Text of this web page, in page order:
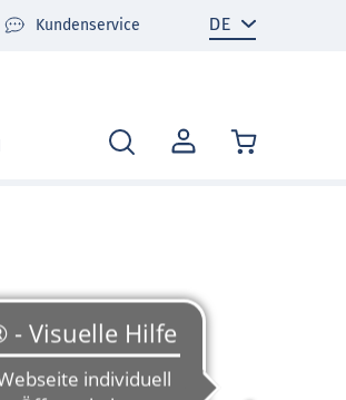
MEIN
KONTO
Kundenservice